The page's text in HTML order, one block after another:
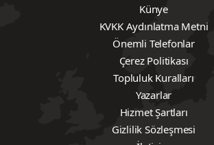
Künye
KVKK Aydınlatma Metni
Önemli Telefonlar
Çerez Politikası
Topluluk Kuralları
Yazarlar
Hizmet Şartları
Gizlilik Sözleşmesi